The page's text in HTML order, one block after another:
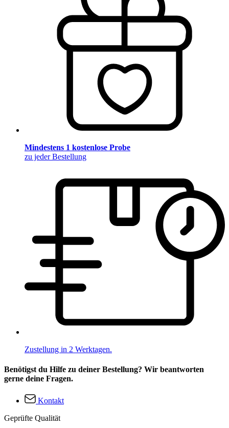
Mindestens 1 kostenlose Probe
zu jeder Bestellung
Zustellung in 2 Werktagen.
Benötigst du Hilfe zu deiner Bestellung? Wir beantworten
gerne deine Fragen.
Kontakt
Geprüfte Qualität